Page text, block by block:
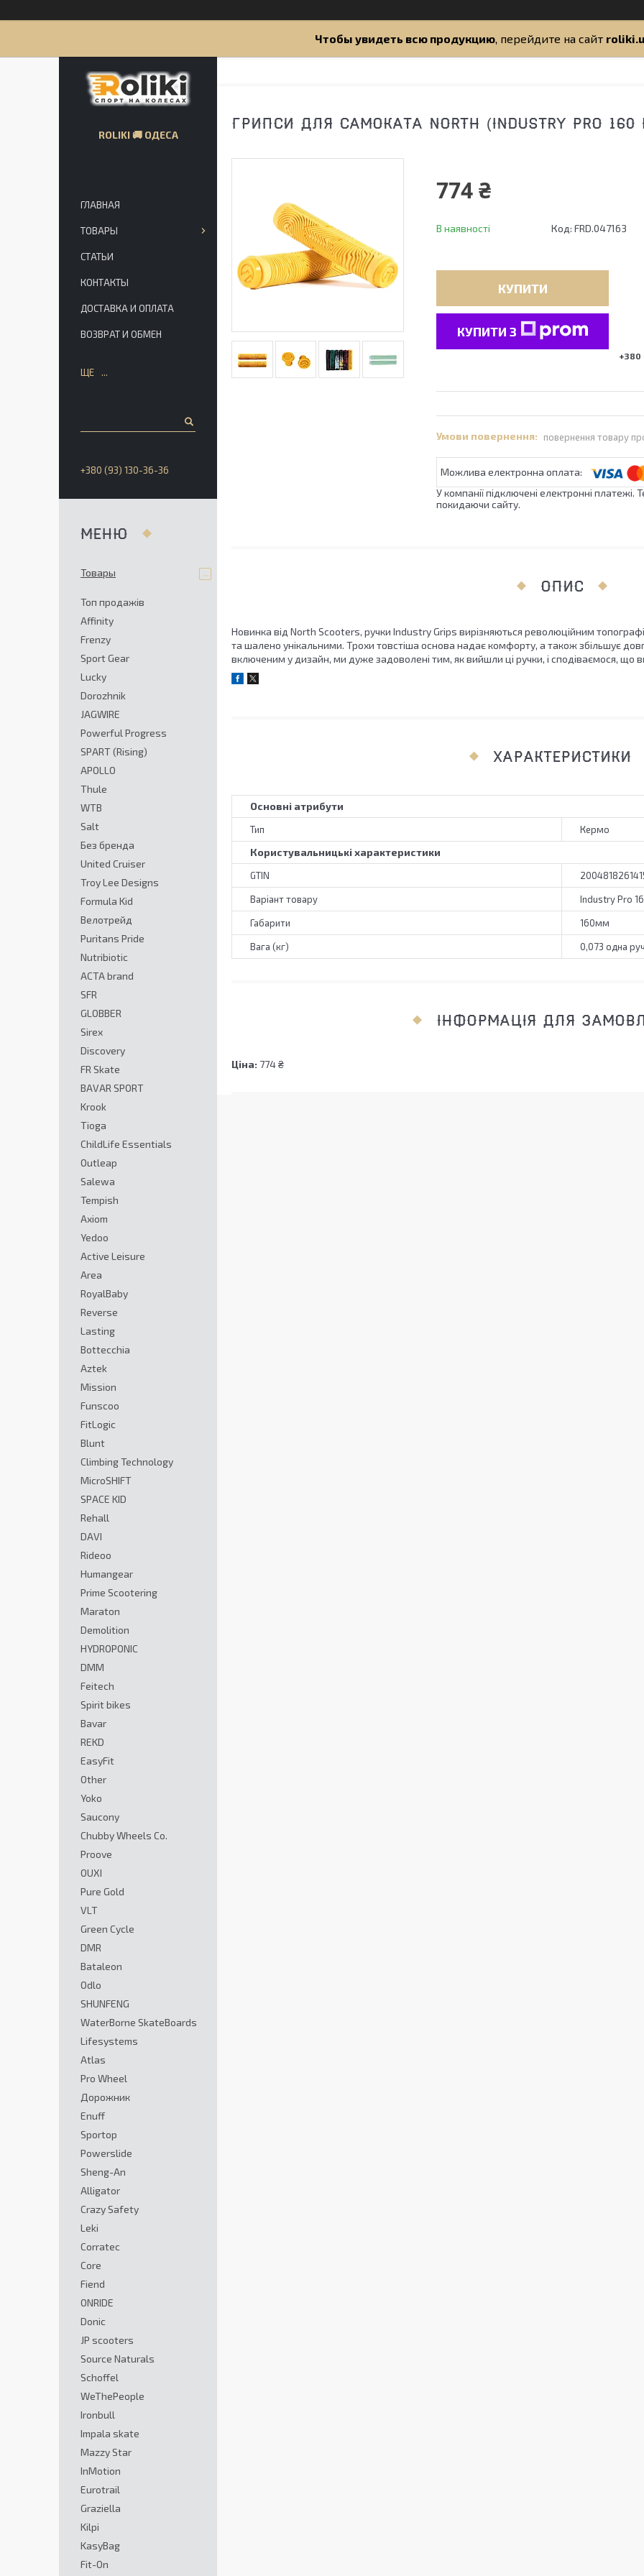
Чтобы увидеть всю продукцию, перейдите на сайт
ГРИПСИ ДЛЯ САМОКАТА NORTH (INDUSTRY PRO 160
774 ₴
В наявності Код: FRD.047163
КУПИТИ
КУПИТИ З
+380
повернення товару
У компанії підключені електронні
покидаючи сайту.
ОПИС
Новинка від North Scooters, ручки Industry Grips вирізняються революційним
та шалено унікальними. Трохи товстіша основа надає комфорту, а також збільшує
включеним у дизайн, ми дуже задоволені тим, як вийшли ці ручки, і сподіваємося, що
ХАРАКТЕРИСТИКИ
Основні атрибути
Тип Кермо
Користувальницькі характеристики
GTIN
Варіант товару Industry Pro
Габарити 160мм
Вага (кг) 0,073 одна
ІНФОРМАЦІЯ ДЛЯ
Ціна: 774 ₴
ROLIKI 🚚 ОДЕСА
ГЛАВНАЯ
ТОВАРЫ
СТАТЬИ
КОНТАКТЫ
ДОСТАВКА И ОПЛАТА
ВОЗВРАТ И ОБМЕН
ЩЕ
+380 (93) 130-36-36
Товары
Топ продажів
Affinity
Frenzy
Sport Gear
Lucky
Dorozhnik
JAGWIRE
Powerful Progress
SPART (Rising)
APOLLO
Thule
WTB
Salt
Без бренда
United Cruiser
Troy Lee Designs
Formula Kid
Велотрейд
Puritans Pride
Nutribiotic
ACTA brand
SFR
GLOBBER
Sirex
Discovery
FR Skate
BAVAR SPORT
Krook
Tioga
ChildLife Essentials
Outleap
Salewa
Tempish
Axiom
Yedoo
Active Leisure
Area
RoyalBaby
Reverse
Lasting
Bottecchia
Aztek
Mission
Funscoo
FitLogic
Blunt
Climbing Technology
MicroSHIFT
SPACE KID
Rehall
DAVI
Rideoo
Humangear
Prime Scootering
Maraton
Demolition
HYDROPONIC
DMM
Feitech
Spirit bikes
Bavar
REKD
EasyFit
Other
Yoko
Saucony
Chubby Wheels Co.
Proove
OUXI
Pure Gold
VLT
Green Cycle
DMR
Bataleon
Odlo
SHUNFENG
WaterBorne SkateBoards
Lifesystems
Atlas
Pro Wheel
Дорожник
Enuff
Sportop
Powerslide
Sheng-An
Alligator
Crazy Safety
Leki
Corratec
Core
Fiend
ONRIDE
Donic
JP scooters
Source Naturals
Schoffel
WeThePeople
Ironbull
Impala skate
Mazzy Star
InMotion
Eurotrail
Graziella
Kilpi
KasyBag
Fit-On